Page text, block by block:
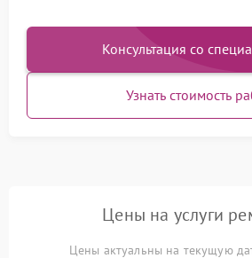
Консультация со
Узнать стоимость
Цены на услуги
Цены актуальны на текущую